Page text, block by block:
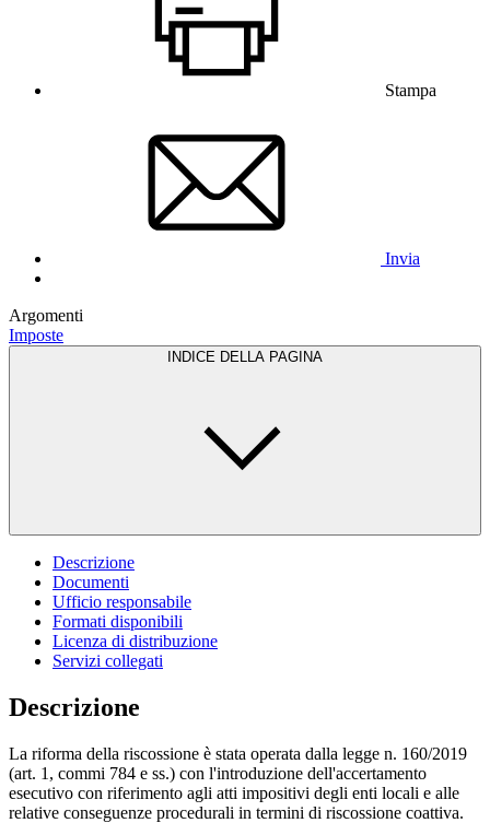
Stampa
Invia
Argomenti
Imposte
INDICE DELLA PAGINA
Descrizione
Documenti
Ufficio responsabile
Formati disponibili
Licenza di distribuzione
Servizi collegati
Descrizione
La riforma della riscossione è stata operata dalla legge n. 160/2019
(art. 1, commi 784 e ss.) con l'introduzione dell'accertamento
esecutivo con riferimento agli atti impositivi degli enti locali e alle
relative conseguenze procedurali in termini di riscossione coattiva.